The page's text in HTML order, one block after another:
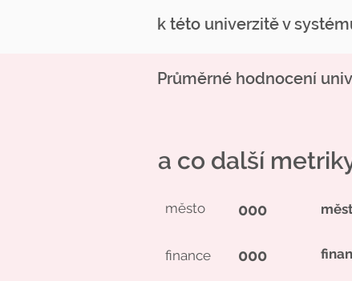
k této univerzitě v
Průměrné hodnocení
000
město
finance 000
a co další